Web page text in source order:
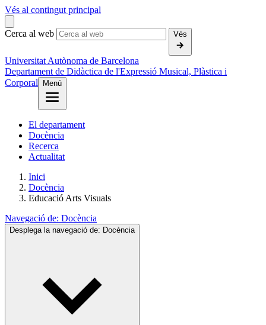
Vés al contingut principal
Cerca al web Vés
Universitat Autònoma de Barcelona
Departament de Didàctica de l'Expressió Musical, Plàstica i
Corporal
Menú
El departament
Docència
Recerca
Actualitat
Inici
Docència
Educació Arts Visuals
Navegació de: Docència
Desplega la navegació de: Docència